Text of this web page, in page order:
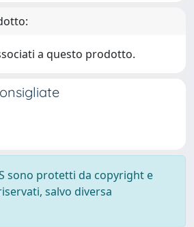
a questo prodotto.
sono protetti da copyright e
salvo diversa